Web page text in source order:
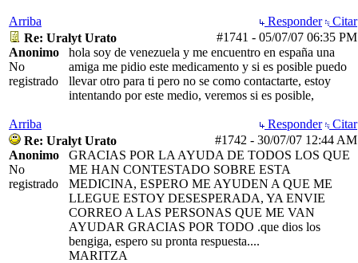
Arriba Responder
Citar
#1741 - 05/07/07 06:35 PM
Re: Uralyt Urato
Anonimo
No
registrado
hola soy de venezuela y me encuentro en españa una
amiga me pidio este medicamento y si es posible puedo
llevar otro para ti pero no se como contactarte, estoy
intentando por este medio, veremos si es posible,
Arriba Responder
Citar
#1742 - 30/07/07 12:44 AM
Re: Uralyt Urato
Anonimo
No
registrado
GRACIAS POR LA AYUDA DE TODOS LOS QUE
ME HAN CONTESTADO SOBRE ESTA
MEDICINA, ESPERO ME AYUDEN A QUE ME
LLEGUE ESTOY DESESPERADA, YA ENVIE
CORREO A LAS PERSONAS QUE ME VAN
AYUDAR GRACIAS POR TODO .que dios los
bengiga, espero su pronta respuesta....
MARITZA